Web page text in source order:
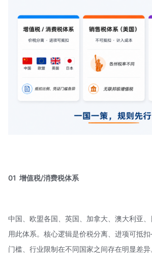
01 增值税/消费税体系
中国、欧盟各国、英国、加拿大、澳大利亚
用此体系。核心逻辑是价税分离、进项可抵
门槛、行业限制在不同国家之间存在明显差异